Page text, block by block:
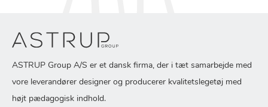
ASTRUP Group A/S er et dansk firma, der i tæt samarbejde med
vore leverandører designer og producerer kvalitetslegetøj med
højt pædagogisk indhold.